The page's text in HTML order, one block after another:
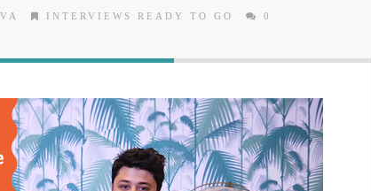
INTERVIEWS READY TO GO
0